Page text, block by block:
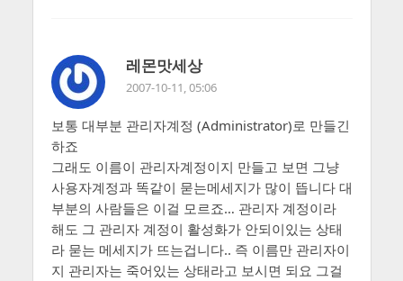
레몬맛세상
2007-10-11, 05:06
보통 대부분 관리자계정 (Administrator)로 만들긴
하죠
그래도 이름이 관리자계정이지 만들고 보면 그냥
사용자계정과 똑같이 묻는메세지가 많이 뜹니다 대
부분의 사람들은 이걸 모르죠… 관리자 계정이라
해도 그 관리자 계정이 활성화가 안되이있는 상태
라 묻는 메세지가 뜨는겁니다.. 즉 이름만 관리자이
지 관리자는 죽어있는 상태라고 보시면 되요 그걸